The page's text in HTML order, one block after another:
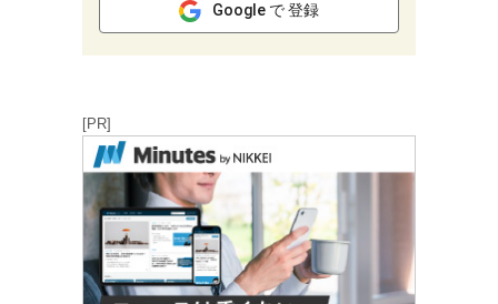
Google で 登録
[PR]